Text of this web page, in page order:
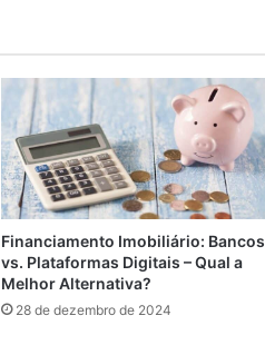
Financiamento Imobiliário: Bancos
vs. Plataformas Digitais – Qual a
Melhor Alternativa?
28 de dezembro de 2024